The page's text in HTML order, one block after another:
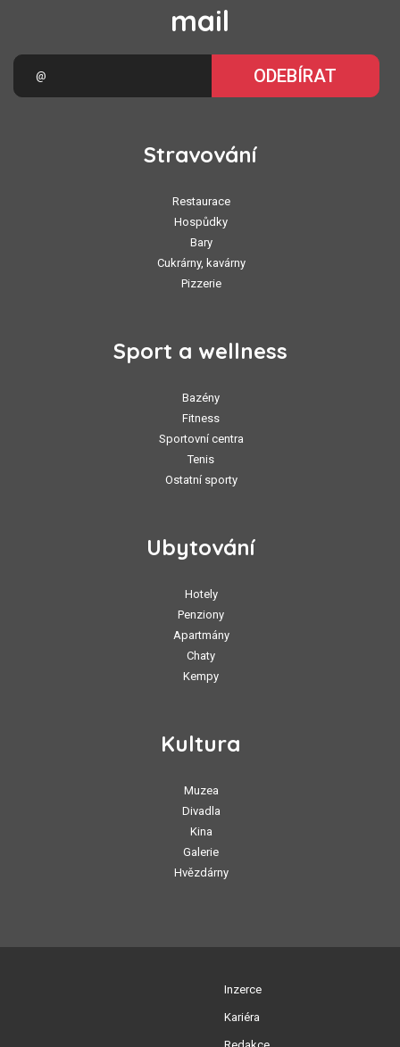
mail
ODEBÍRAT
Stravování
Restaurace
Hospůdky
Bary
Cukrárny, kavárny
Pizzerie
Sport a wellness
Bazény
Fitness
Sportovní centra
Tenis
Ostatní sporty
Ubytování
Hotely
Penziony
Apartmány
Chaty
Kempy
Kultura
Muzea
Divadla
Kina
Galerie
Hvězdárny
Inzerce
Kariéra